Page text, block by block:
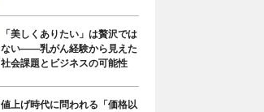
「美しくありたい」は贅沢では
ない――乳がん経験から見えた
社会課題とビジネスの可能性
値上げ時代に問われる「価格以